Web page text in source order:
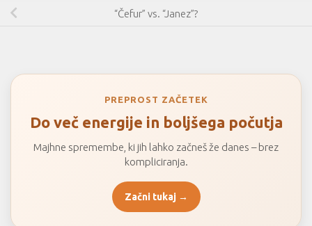
“Čefur” vs. “Janez”?
PREPROST ZAČETEK
Do več energije in boljšega počutja
Majhne spremembe, ki jih lahko začneš že danes – brez
kompliciranja.
Začni tukaj →